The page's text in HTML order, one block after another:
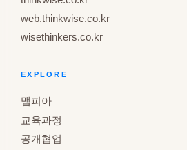
web.thinkwise.co.kr
wisethinkers.co.kr
EXPLORE
맵피아
교육과정
공개협업